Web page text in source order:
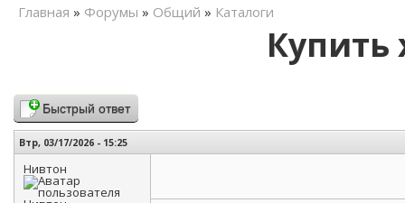
Вы здесь
Главная » Форумы » Общий » Каталоги
Быстрый ответ
Втр, 03/17/2026 - 15:25
Нивтон